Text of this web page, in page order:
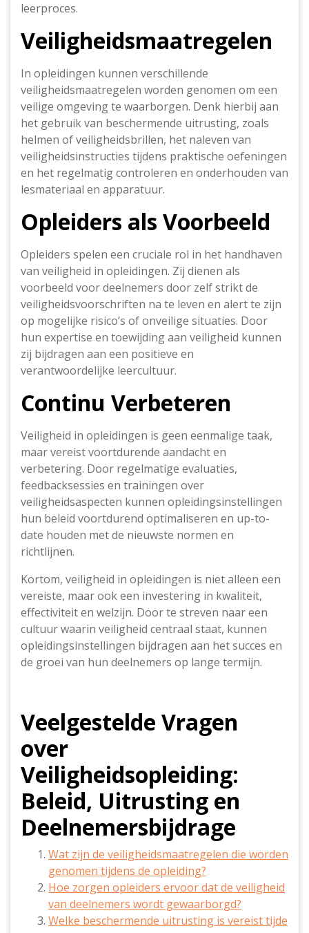
leerproces.
Veiligheidsmaatregelen
In opleidingen kunnen verschillende
veiligheidsmaatregelen worden genomen om een
veilige omgeving te waarborgen. Denk hierbij aan
het gebruik van beschermende uitrusting, zoals
helmen of veiligheidsbrillen, het naleven van
veiligheidsinstructies tijdens praktische oefeningen
en het regelmatig controleren en onderhouden van
lesmateriaal en apparatuur.
Opleiders als Voorbeeld
Opleiders spelen een cruciale rol in het handhaven
van veiligheid in opleidingen. Zij dienen als
voorbeeld voor deelnemers door zelf strikt de
veiligheidsvoorschriften na te leven en alert te zijn
op mogelijke risico’s of onveilige situaties. Door
hun expertise en toewijding aan veiligheid kunnen
zij bijdragen aan een positieve en
verantwoordelijke leercultuur.
Continu Verbeteren
Veiligheid in opleidingen is geen eenmalige taak,
maar vereist voortdurende aandacht en
verbetering. Door regelmatige evaluaties,
feedbacksessies en trainingen over
veiligheidsaspecten kunnen opleidingsinstellingen
hun beleid voortdurend optimaliseren en up-to-
date houden met de nieuwste normen en
richtlijnen.
Kortom, veiligheid in opleidingen is niet alleen een
vereiste, maar ook een investering in kwaliteit,
effectiviteit en welzijn. Door te streven naar een
cultuur waarin veiligheid centraal staat, kunnen
opleidingsinstellingen bijdragen aan het succes en
de groei van hun deelnemers op lange termijn.
Veelgestelde Vragen
over
Veiligheidsopleiding:
Beleid, Uitrusting en
Deelnemersbijdrage
Wat zijn de veiligheidsmaatregelen die worden
genomen tijdens de opleiding?
Hoe zorgen opleiders ervoor dat de veiligheid
van deelnemers wordt gewaarborgd?
Welke beschermende uitrusting is vereist tijde